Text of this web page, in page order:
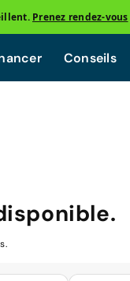
Prenez rendez-vous
Conseils